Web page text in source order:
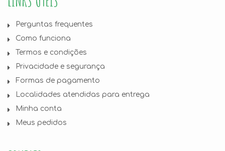
Perguntas frequentes
Como funciona
Termos e condições
Privacidade e segurança
Formas de pagamento
Localidades atendidas para entrega
Minha conta
Meus pedidos